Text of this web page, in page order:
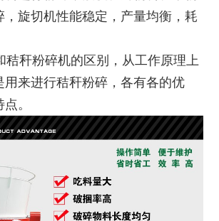
，旋切机性能稳定，产量均衡，耗
秆粉碎机的区别，从工作原理上
用来进行秸秆粉碎，各有各的优
。